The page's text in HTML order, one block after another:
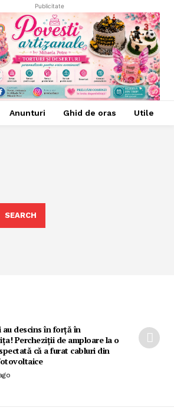
Publicitate
Anunturi Ghid de oras Utile
SEARCH
descins în forță în
Percheziții de amploare la o
că a furat cabluri din